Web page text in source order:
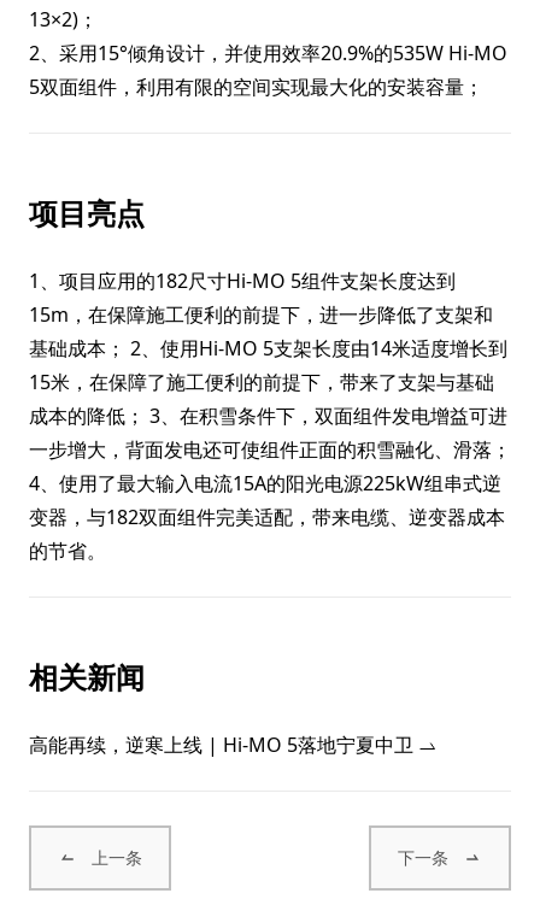
13×2)；
2、采用15°倾角设计，并使用效率20.9%的535W Hi-MO
5双面组件，利用有限的空间实现最大化的安装容量；
项目亮点
1、项目应用的182尺寸Hi-MO 5组件支架长度达到
15m，在保障施工便利的前提下，进一步降低了支架和
基础成本； 2、使用Hi-MO 5支架长度由14米适度增长到
15米，在保障了施工便利的前提下，带来了支架与基础
成本的降低； 3、在积雪条件下，双面组件发电增益可进
一步增大，背面发电还可使组件正面的积雪融化、滑落；
4、使用了最大输入电流15A的阳光电源225kW组串式逆
变器，与182双面组件完美适配，带来电缆、逆变器成本
的节省。
相关新闻
高能再续，逆寒上线 | Hi-MO 5落地宁夏中卫
上一条 下一条